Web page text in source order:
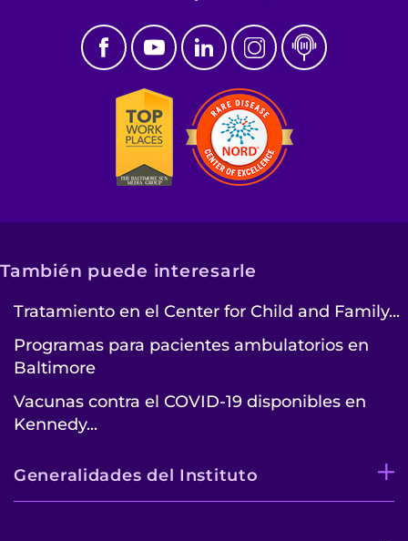
También puede interesarle
Tratamiento en el Center for Child and Family...
Programas para pacientes ambulatorios en
Baltimore
Vacunas contra el COVID-19 disponibles en
Kennedy...
Generalidades del Instituto